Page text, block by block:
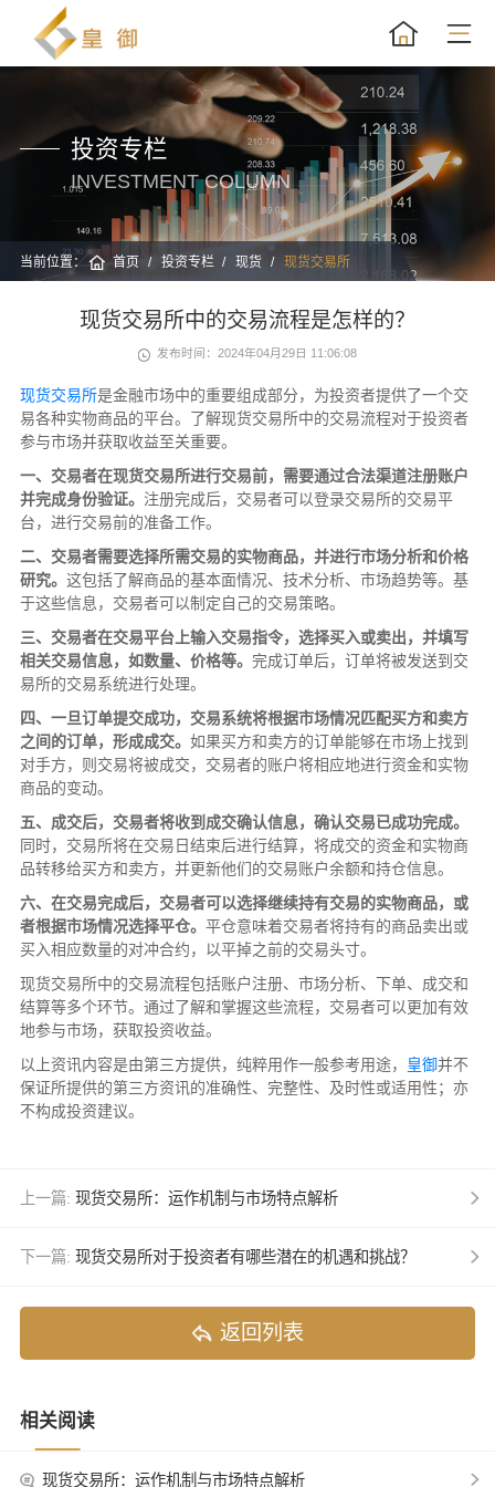
投资专栏
INVESTMENT COLUMN
当前位置： 首页 投资专栏 现货 现货交易所
现货交易所中的交易流程是怎样的？
发布时间：2024年04月29日 11:06:08
现货交易所是金融市场中的重要组成部分，为投资者提供了一个交
易各种实物商品的平台。了解现货交易所中的交易流程对于投资者
参与市场并获取收益至关重要。
一、交易者在现货交易所进行交易前，需要通过合法渠道注册账户
并完成身份验证。 注册完成后，交易者可以登录交易所的交易平
台，进行交易前的准备工作。
二、交易者需要选择所需交易的实物商品，并进行市场分析和价格
研究。 这包括了解商品的基本面情况、技术分析、市场趋势等。基
于这些信息，交易者可以制定自己的交易策略。
三、交易者在交易平台上输入交易指令，选择买入或卖出，并填写
相关交易信息，如数量、价格等。 完成订单后，订单将被发送到交
易所的交易系统进行处理。
四、一旦订单提交成功，交易系统将根据市场情况匹配买方和卖方
之间的订单，形成成交。 如果买方和卖方的订单能够在市场上找到
对手方，则交易将被成交，交易者的账户将相应地进行资金和实物
商品的变动。
五、成交后，交易者将收到成交确认信息，确认交易已成功完成。
同时，交易所将在交易日结束后进行结算，将成交的资金和实物商
品转移给买方和卖方，并更新他们的交易账户余额和持仓信息。
六、在交易完成后，交易者可以选择继续持有交易的实物商品，或
者根据市场情况选择平仓。 平仓意味着交易者将持有的商品卖出或
买入相应数量的对冲合约，以平掉之前的交易头寸。
现货交易所中的交易流程包括账户注册、市场分析、下单、成交和
结算等多个环节。通过了解和掌握这些流程，交易者可以更加有效
地参与市场，获取投资收益。
以上资讯内容是由第三方提供，纯粹用作一般参考用途， 皇御并不
保证所提供的第三方资讯的准确性、完整性、及时性或适用性；亦
不构成投资建议。
上一篇: 现货交易所：运作机制与市场特点解析
下一篇: 现货交易所对于投资者有哪些潜在的机遇和挑战？
返回列表
相关阅读
现货交易所：运作机制与市场特点解析